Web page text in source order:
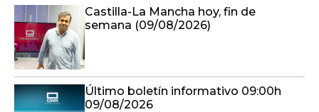
Castilla-La Mancha hoy, fin de
semana (09/08/2026)
Último boletín informativo 09:00h
09/08/2026